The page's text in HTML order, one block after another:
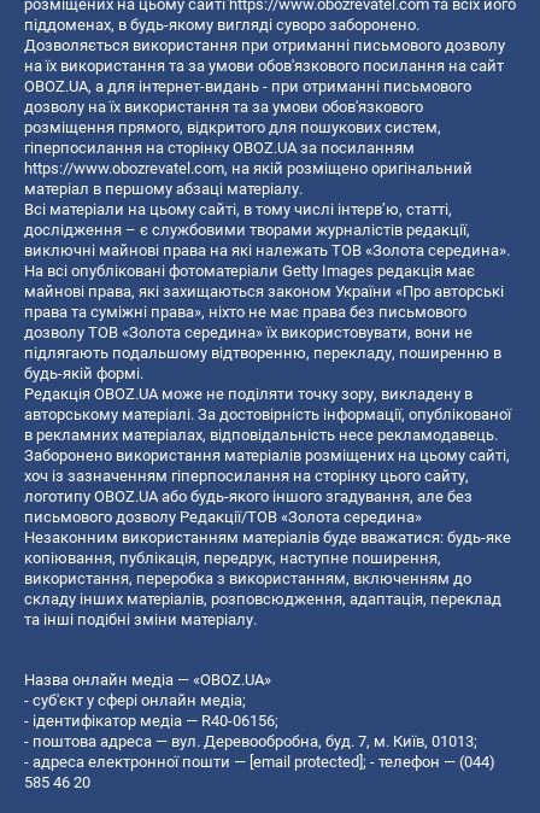
розміщених на цьому сайті https://www.obozrevatel.com та всіх його
піддоменах, в будь-якому вигляді суворо заборонено.
Дозволяється використання при отриманні письмового дозволу
на їх використання та за умови обов'язкового посилання на сайт
OBOZ.UA, а для інтернет-видань - при отриманні письмового
дозволу на їх використання та за умови обов'язкового
розміщення прямого, відкритого для пошукових систем,
гіперпосилання на сторінку OBOZ.UA за посиланням
https://www.obozrevatel.com, на якій розміщено оригінальний
матеріал в першому абзаці матеріалу.
Всі матеріали на цьому сайті, в тому числі інтерв’ю, статті,
дослідження – є службовими творами журналістів редакції,
виключні майнові права на які належать ТОВ «Золота середина».
На всі опубліковані фотоматеріали Getty Images редакція має
майнові права, які захищаються законом України «Про авторські
права та суміжні права», ніхто не має права без письмового
дозволу ТОВ «Золота середина» їх використовувати, вони не
підлягають подальшому відтворенню, перекладу, поширенню в
будь-якій формі.
Редакція OBOZ.UA може не поділяти точку зору, викладену в
авторському матеріалі. За достовірність інформації, опублікованої
в рекламних матеріалах, відповідальність несе рекламодавець.
Заборонено використання матеріалів розміщених на цьому сайті,
хоч із зазначенням гіперпосилання на сторінку цього сайту,
логотипу OBOZ.UA або будь-якого іншого згадування, але без
письмового дозволу Редакції/ТОВ «Золота середина»
Незаконним використанням матеріалів буде вважатися: будь-яке
копiювання, публiкацiя, передрук, наступне поширення,
використання, переробка з використанням, включенням до
складу інших матеріалів, розповсюдження, адаптація, переклад
та інші подібні зміни матеріалу.
Назва онлайн медіа — «OBOZ.UA»
- суб'єкт у сфері онлайн медіа;
- ідентифікатор медіа — R40-06156;
- поштова адреса — вул. Деревообробна, буд. 7, м. Київ, 01013;
- адреса електронної пошти — [email protected] ; - телефон — (044)
585 46 20